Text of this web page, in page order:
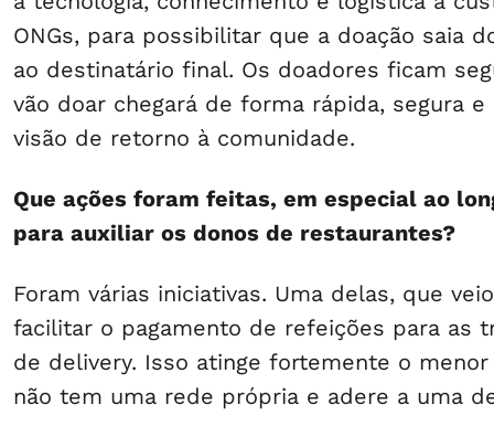
ONGs, para possibilitar que a doação saia
ao destinatário final. Os doadores ficam
vão doar chegará de forma rápida, segura
visão de retorno à comunidade.
Que ações foram feitas, em especial ao
para auxiliar os donos de restaurantes?
Foram várias iniciativas. Uma delas, que
facilitar o pagamento de refeições para as
de delivery. Isso atinge fortemente o
não tem uma rede própria e adere a uma